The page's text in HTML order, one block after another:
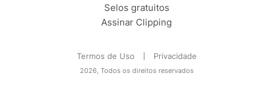
Selos gratuitos
Assinar Clipping
Termos de Uso Privacidade
2026, Todos os direitos reservados